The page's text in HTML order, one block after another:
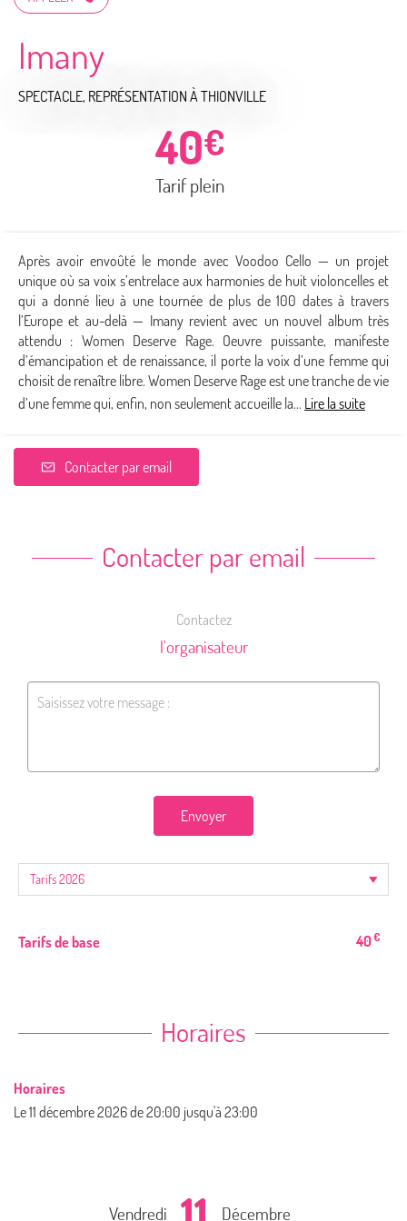
Imany
SPECTACLE, REPRÉSENTATION À THIONVILLE
40€
Tarif plein
Après avoir envoûté le monde avec Voodoo Cello — un projet
unique où sa voix s’entrelace aux harmonies de huit violoncelles et
qui a donné lieu à une tournée de plus de 100 dates à travers
l’Europe et au-delà — Imany revient avec un nouvel album très
attendu : Women Deserve Rage. Oeuvre puissante, manifeste
d’émancipation et de renaissance, il porte la voix d’une femme qui
choisit de renaître libre. Women Deserve Rage est une tranche de vie
d’une femme qui, enfin, non seulement accueille la... Lire la suite
Contacter par email
Contacter par email
Contactez
l'organisateur
Envoyer
Tarifs de base 40€
Horaires
Horaires
Le11 décembre 2026de 20:00 jusqu'à 23:00
Vendredi Décembre